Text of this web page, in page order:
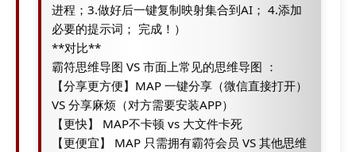
进程；3.做好后一键复制映射集合到AI； 4.添加
必要的提示词； 完成！）
**对比**
霸符思维导图 VS 市面上常见的思维导图 ：
【分享更方便】MAP 一键分享（微信直接打开）
VS 分享麻烦（对方需要安装APP）
【更快】 MAP不卡顿 vs 大文件卡死
【更便宜】 MAP 只需拥有霸符会员 VS 其他思维